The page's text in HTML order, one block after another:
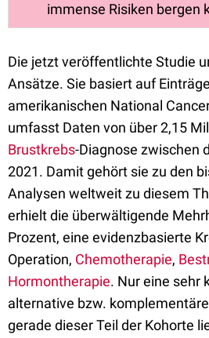
immense Risiken bergen
Die jetzt veröffentlichte Studie
Ansätze. Sie basiert auf
amerikanischen National
umfasst Daten von über 2,15
Brustkrebs-Diagnose zwischen
2021. Damit gehört sie zu den
Analysen weltweit zu diesem
erhielt die überwältigende
Prozent, eine evidenzbasierte
Operation, Chemotherapie,
Hormontherapie. Nur eine sehr
alternative bzw.
gerade dieser Teil der Kohorte